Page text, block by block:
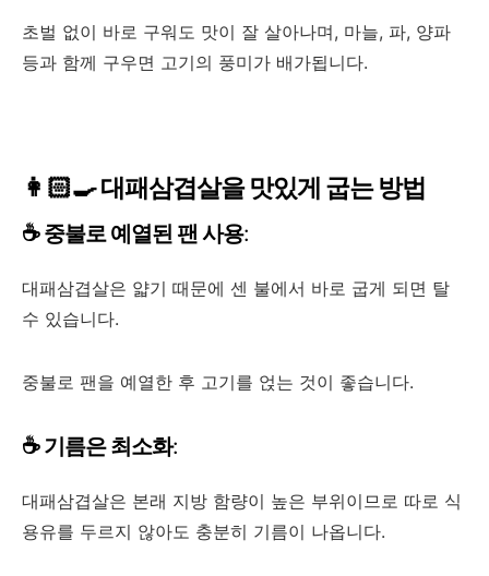
초벌 없이 바로 구워도 맛이 잘 살아나며, 마늘, 파, 양파
등과 함께 구우면 고기의 풍미가 배가됩니다.
👩🏻‍🍳 대패삼겹살을 맛있게 굽는 방법
☕ 중불로 예열된 팬 사용:
대패삼겹살은 얇기 때문에 센 불에서 바로 굽게 되면 탈
수 있습니다.
중불로 팬을 예열한 후 고기를 얹는 것이 좋습니다.
☕ 기름은 최소화:
대패삼겹살은 본래 지방 함량이 높은 부위이므로 따로 식
용유를 두르지 않아도 충분히 기름이 나옵니다.